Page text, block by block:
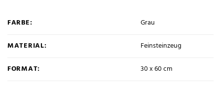
FARBE: Grau
MATERIAL: Feinsteinzeug
FORMAT: 30 x 60 cm